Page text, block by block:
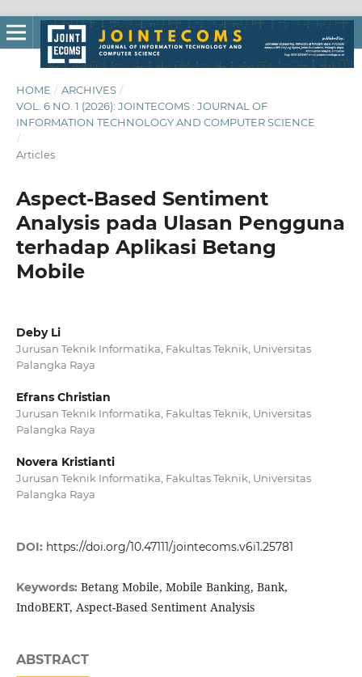
HOME / ARCHIVES /
VOL. 6 NO. 1 (2026): JOINTECOMS : JOURNAL OF
INFORMATION TECHNOLOGY AND COMPUTER SCIENCE
/
Articles
Aspect-Based Sentiment
Analysis pada Ulasan Pengguna
terhadap Aplikasi Betang
Mobile
Deby Li
Jurusan Teknik Informatika, Fakultas Teknik, Universitas
Palangka Raya
Efrans Christian
Jurusan Teknik Informatika, Fakultas Teknik, Universitas
Palangka Raya
Novera Kristianti
Jurusan Teknik Informatika, Fakultas Teknik, Universitas
Palangka Raya
DOI: https://doi.org/10.47111/jointecoms.v6i1.25781
Keywords: Betang Mobile, Mobile Banking, Bank,
IndoBERT, Aspect-Based Sentiment Analysis
ABSTRACT